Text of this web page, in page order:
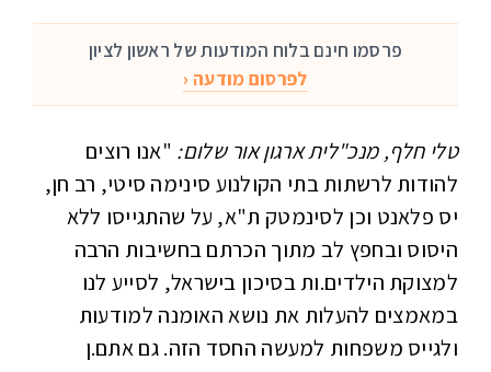
פרסמו חינם בלוח המודעות של ראשון לציון
לפרסום מודעה ‹
טלי חלף, מנכ"לית ארגון אור שלום: "אנו רוצים
להודות לרשתות בתי הקולנוע סינימה סיטי, רב חן,
יס פלאנט וכן לסינמטק ת"א, על שהתגייסו ללא
היסוס ובחפץ לב מתוך הכרתם בחשיבות הרבה
למצוקת הילדים.ות בסיכון בישראל, לסייע לנו
במאמצים להעלות את נושא האומנה למודעות
ולגייס משפחות למעשה החסד הזה. גם אתם.ן